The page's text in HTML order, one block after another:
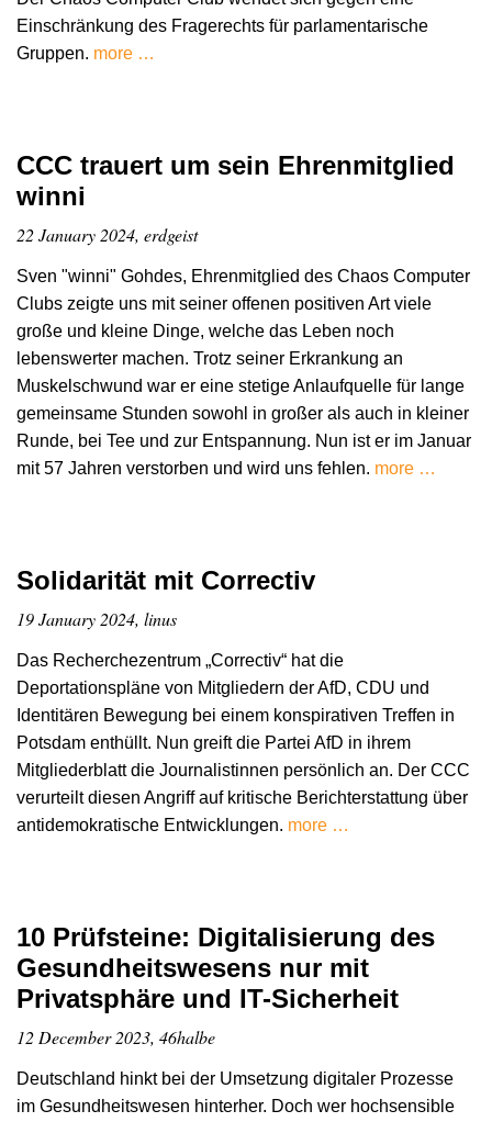
Einschränkung des Fragerechts für parlamentarische
Gruppen. more …
CCC trauert um sein Ehrenmitglied
winni
22 January 2024, erdgeist
Sven "winni" Gohdes, Ehrenmitglied des Chaos Computer
Clubs zeigte uns mit seiner offenen positiven Art viele
große und kleine Dinge, welche das Leben noch
lebenswerter machen. Trotz seiner Erkrankung an
Muskelschwund war er eine stetige Anlaufquelle für lange
gemeinsame Stunden sowohl in großer als auch in kleiner
Runde, bei Tee und zur Entspannung. Nun ist er im Januar
mit 57 Jahren verstorben und wird uns fehlen. more …
Solidarität mit Correctiv
19 January 2024, linus
Das Recherchezentrum „Correctiv“ hat die
Deportationspläne von Mitgliedern der AfD, CDU und
Identitären Bewegung bei einem konspirativen Treffen in
Potsdam enthüllt. Nun greift die Partei AfD in ihrem
Mitgliederblatt die Journalistinnen persönlich an. Der CCC
verurteilt diesen Angriff auf kritische Berichterstattung über
antidemokratische Entwicklungen. more …
10 Prüfsteine: Digitalisierung des
Gesundheitswesens nur mit
Privatsphäre und IT-Sicherheit
12 December 2023, 46halbe
Deutschland hinkt bei der Umsetzung digitaler Prozesse
im Gesundheitswesen hinterher. Doch wer hochsensible